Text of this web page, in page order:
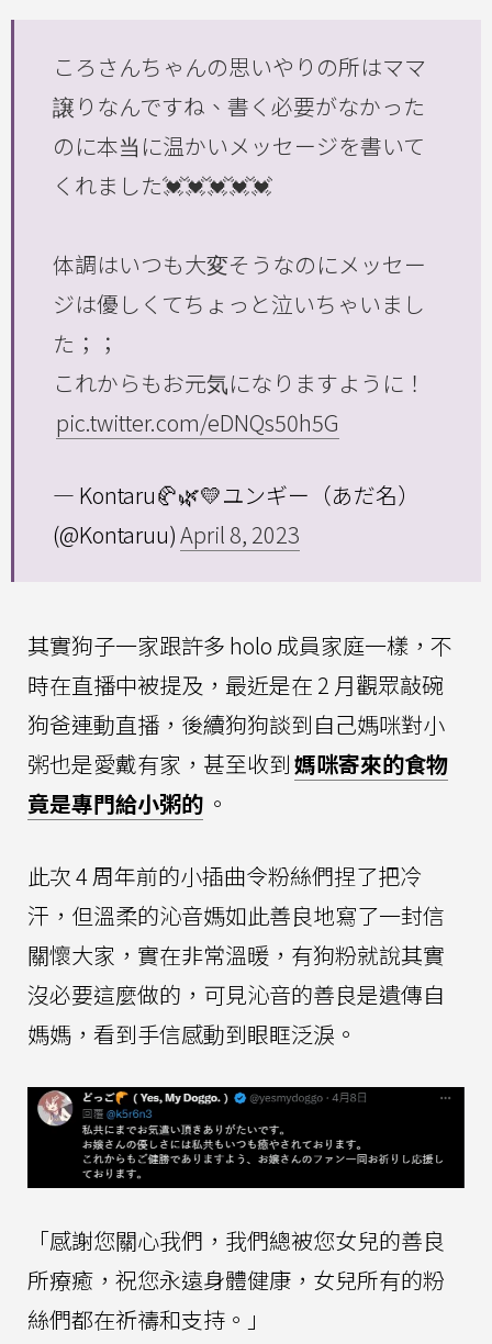
ころさんちゃんの思いやりの所はママ
譲りなんですね、書く必要がなかった
のに本当に温かいメッセージを書いて
くれました💓💓💓💓💓
体調はいつも大変そうなのにメッセー
ジは優しくてちょっと泣いちゃいまし
た；；
これからもお元気になりますように！
pic.twitter.com/eDNQs50h5G
— Kontaru🥐🌿💛ユンギー（あだ名）
(@Kontaruu)April 8, 2023
其實狗子一家跟許多 holo 成員家庭一樣，不
時在直播中被提及，最近是在 2 月觀眾敲碗
狗爸連動直播，後續狗狗談到自己媽咪對小
粥也是愛戴有家，甚至收到媽咪寄來的食物
竟是專門給小粥的 。
此次 4 周年前的小插曲令粉絲們捏了把冷
汗，但溫柔的沁音媽如此善良地寫了一封信
關懷大家，實在非常溫暖，有狗粉就說其實
沒必要這麼做的，可見沁音的善良是遺傳自
媽媽，看到手信感動到眼眶泛淚。
「感謝您關心我們，我們總被您女兒的善良
所療癒，祝您永遠身體健康，女兒所有的粉
絲們都在祈禱和支持。」